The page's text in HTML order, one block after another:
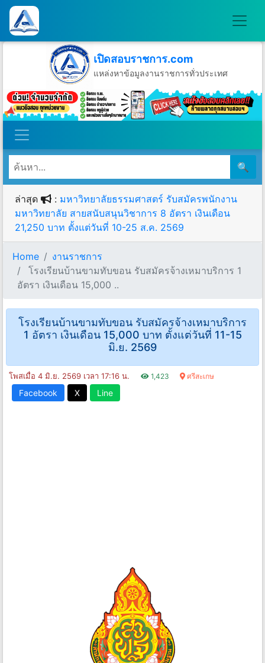
เปิดสอบราชการ.com
แหล่งหาข้อมูลงานราชการทั่วประเทศ
วันศุกร์ที่ 7 เดือนสิงหาคม พ.ศ.2569
🔍
ล่าสุด : มหาวิทยาลัยธรรมศาสตร์ รับสมัครพนักงาน
มหาวิทยาลัย สายสนับสนุนวิชาการ 8 อัตรา เงินเดือน
21,250 บาท ตั้งแต่วันที่ 10-25 ส.ค. 2569
Home
งานราชการ
โรงเรียนบ้านขามทับขอน รับสมัครจ้างเหมาบริการ 1
อัตรา เงินเดือน 15,000 ..
โรงเรียนบ้านขามทับขอน รับสมัครจ้างเหมาบริการ
1 อัตรา เงินเดือน 15,000 บาท ตั้งแต่วันที่ 11-15
มิ.ย. 2569
โพสเมื่อ 4 มิ.ย. 2569 เวลา 17:16 น. 1,423 ศรีสะเกษ
Facebook X Line